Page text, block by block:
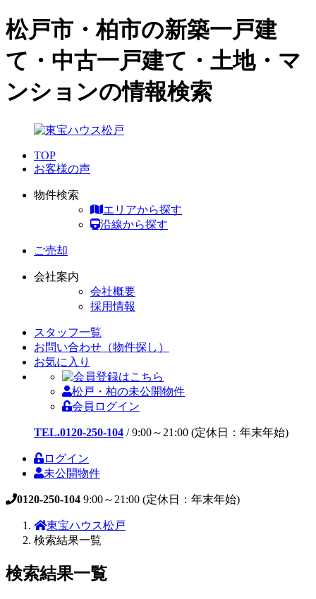
松戸市・柏市の新築一戸建
て・中古一戸建て・土地・マ
ンションの情報検索
TOP
お客様の声
物件検索
エリアから探す
沿線から探す
ご売却
会社案内
会社概要
採用情報
スタッフ一覧
お問い合わせ（物件探し）
お気に入り
松戸・柏の未公開物件
会員ログイン
TEL.0120-250-104 /9:00～21:00 (定休日：年末年始)
ログイン
未公開物件
0120-250-104 9:00～21:00 (定休日：年末年始)
東宝ハウス松戸
検索結果一覧
検索結果一覧